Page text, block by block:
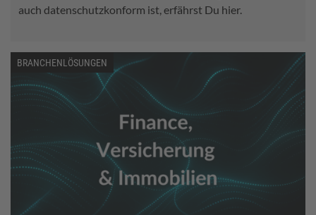
auch datenschutzkonform ist, erfährst Du hier.
BRANCHENLÖSUNGEN